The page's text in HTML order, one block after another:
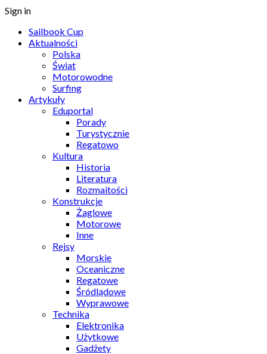
Sign in
Sailbook Cup
Aktualności
Polska
Świat
Motorowodne
Surfing
Artykuły
Eduportal
Porady
Turystycznie
Regatowo
Kultura
Historia
Literatura
Rozmaitości
Konstrukcje
Żaglowe
Motorowe
Inne
Rejsy
Morskie
Oceaniczne
Regatowe
Śródlądowe
Wyprawowe
Technika
Elektronika
Użytkowe
Gadżety